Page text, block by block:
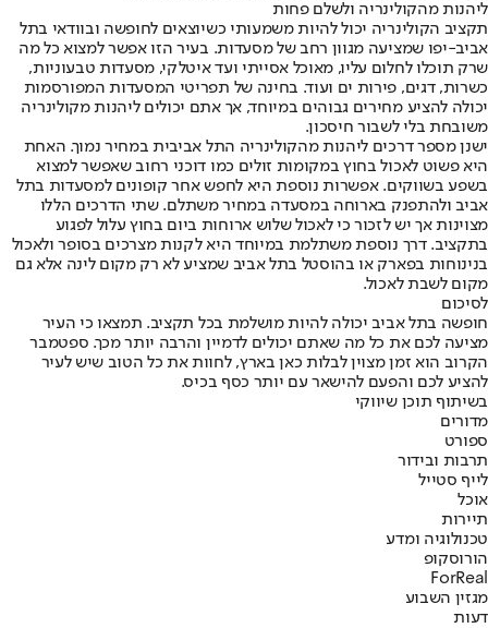
ליהנות מהקולינריה ולשלם פחות
תקציב הקולינריה יכול להיות משמעותי כשיוצאים לחופשה ובוודאי בתל
אביב-יפו שמציעה מגוון רחב של מסעדות. בעיר הזו אפשר למצוא כל מה
שרק תוכלו לחלום עליו, מאוכל אסייתי ועד איטלקי, מסעדות טבעוניות,
כשרות, דגים, פירות ים ועוד. בחינה של תפריטי המסעדות המפורסמות
יכולה להציע מחירים גבוהים במיוחד, אך אתם יכולים ליהנות מקולינריה
משובחת בלי לשבור חיסכון.
ישנן מספר דרכים ליהנות מהקולינריה התל אביבית במחיר נמוך. האחת
היא פשוט לאכול בחוץ במקומות זולים כמו דוכני רחוב שאפשר למצוא
בשפע בשווקים. אפשרות נוספת היא לחפש אחר קופונים למסעדות בתל
אביב ולהתפנק בארוחה במסעדה במחיר משתלם. שתי הדרכים הללו
מצוינות אך יש לזכור כי לאכול שלוש ארוחות ביום בחוץ עלול לפגוע
בתקציב. דרך נוספת משתלמת במיוחד היא לקנות מצרכים בסופר ולאכול
בנינוחות בפארק או בהוסטל בתל אביב שמציע לא רק מקום לינה אלא גם
מקום לשבת לאכול.
לסיכום
חופשה בתל אביב יכולה להיות מושלמת בכל תקציב. תמצאו כי העיר
מציעה לכם את כל מה שאתם יכולים לדמיין והרבה יותר מכך. ספטמבר
הקרוב הוא זמן מצוין לבלות כאן בארץ, לחוות את כל הטוב שיש לעיר
להציע לכם והפעם להישאר עם יותר כסף בכיס.
בשיתוף תוכן שיווקי
מדורים
ספורט
תרבות ובידור
לייף סטייל
אוכל
תיירות
טכנולוגיה ומדע
הורוסקופ
ForReal
מגזין השבוע
דעות